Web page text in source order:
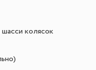
колясок